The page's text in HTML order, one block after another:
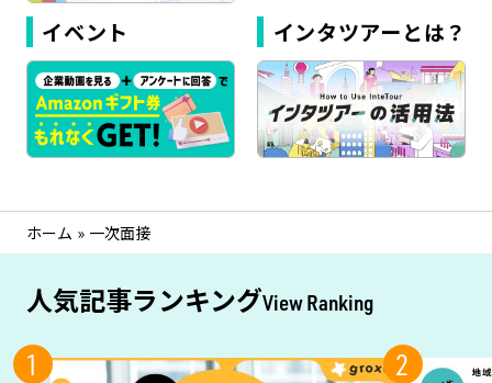
イベント インタツアーとは？
ホーム » 一次面接
人気記事ランキングView Ranking
1 2